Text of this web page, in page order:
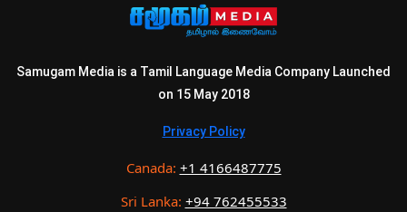
Samugam Media is a Tamil Language Media Company Launched
on 15 May 2018
Privacy Policy
Canada: +1 4166487775
Sri Lanka: +94 762455533